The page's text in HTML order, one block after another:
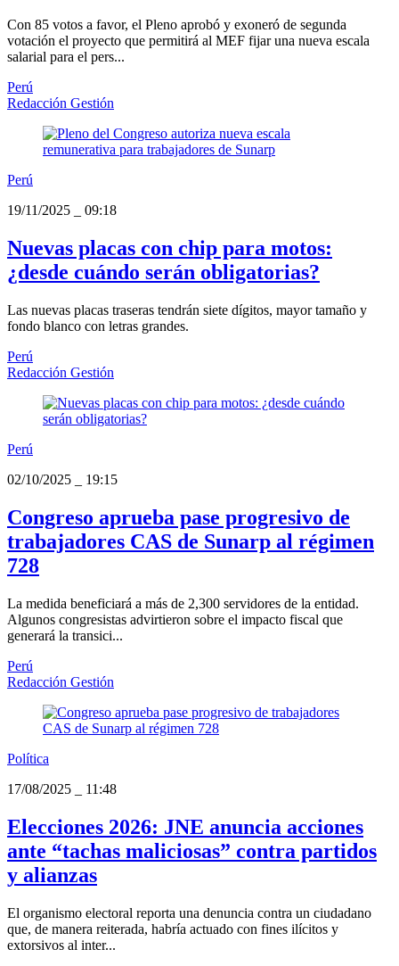
Con 85 votos a favor, el Pleno aprobó y exoneró de segunda
votación el proyecto que permitirá al MEF fijar una nueva escala
salarial para el pers...
Perú
Redacción Gestión
Perú
19/11/2025
09:18
Nuevas placas con chip para motos:
¿desde cuándo serán obligatorias?
Las nuevas placas traseras tendrán siete dígitos, mayor tamaño y
fondo blanco con letras grandes.
Perú
Redacción Gestión
Perú
02/10/2025
19:15
Congreso aprueba pase progresivo de
trabajadores CAS de Sunarp al régimen
728
La medida beneficiará a más de 2,300 servidores de la entidad.
Algunos congresistas advirtieron sobre el impacto fiscal que
generará la transici...
Perú
Redacción Gestión
Política
17/08/2025
11:48
Elecciones 2026: JNE anuncia acciones
ante “tachas maliciosas” contra partidos
y alianzas
El organismo electoral reporta una denuncia contra un ciudadano
que, de manera reiterada, habría actuado con fines ilícitos y
extorsivos al inter...